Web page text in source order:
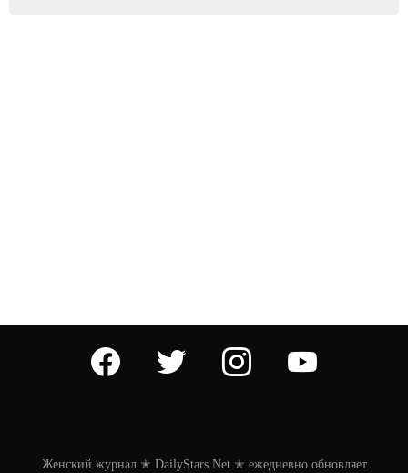
facebook twitter instagram youtube
Женский журнал ✭ DailyStars.Net ✭ ежедневно обновляет